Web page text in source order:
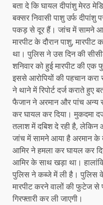
बता दे कि घायल दीपांशु मेरठ
बक्सर निवासी पाशु उर्फ
पकड़ से दूर हैं। जांच में सामने
मारपीट के दौरान पाशु,
था। पुलिस ने उस दिन की
शनिवार को हुई मारपीट की
इससे आरोपियों की पहचान करा
ने थाने में रिपोर्ट दर्ज कराते हुए
फैजान ने अरमान और पांच अन्य
कर घायल कर दिया। मुकदमा
तलाश में दबिश दे रही है, लेकिन
जांच में सामने आया है अरमान के
आमिर ने हमला कर घायल कर
आमिर के साथ खड़ा था।
पुलिस ने कब्जे में ली है। पुलिस
मारपीट करने वालों की फुटेज
गिरफ्तारी कर ली जाएगी।